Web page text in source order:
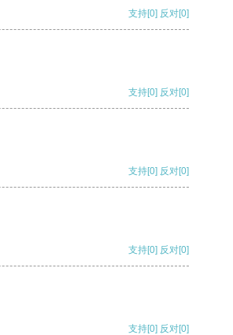
支持[0] 反对[0]
支持[0] 反对[0]
支持[0] 反对[0]
支持[0] 反对[0]
支持[0] 反对[0]